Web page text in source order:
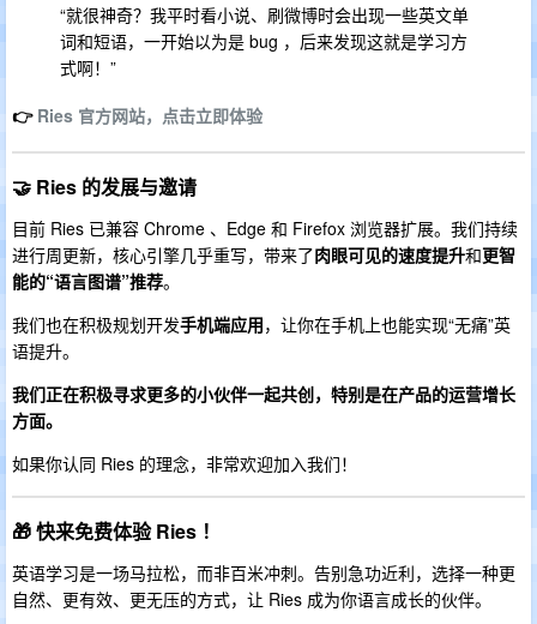
“就很神奇？我平时看小说、刷微博时会出现一些英文单
词和短语，一开始以为是 bug ，后来发现这就是学习方
式啊！”
👉 Ries 官方网站，点击立即体验
🤝 Ries 的发展与邀请
目前 Ries 已兼容 Chrome 、Edge 和 Firefox 浏览器扩展。我们持续
进行周更新，核心引擎几乎重写，带来了肉眼可见的速度提升和更智
能的“语言图谱”推荐。
我们也在积极规划开发手机端应用，让你在手机上也能实现“无痛”英
语提升。
我们正在积极寻求更多的小伙伴一起共创，特别是在产品的运营增长
方面。
如果你认同 Ries 的理念，非常欢迎加入我们！
🎁 快来免费体验 Ries ！
英语学习是一场马拉松，而非百米冲刺。告别急功近利，选择一种更
自然、更有效、更无压的方式，让 Ries 成为你语言成长的伙伴。